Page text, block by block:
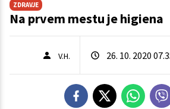
ZDRAVJE
Na prvem mestu je higiena
V.H. 26. 10. 2020